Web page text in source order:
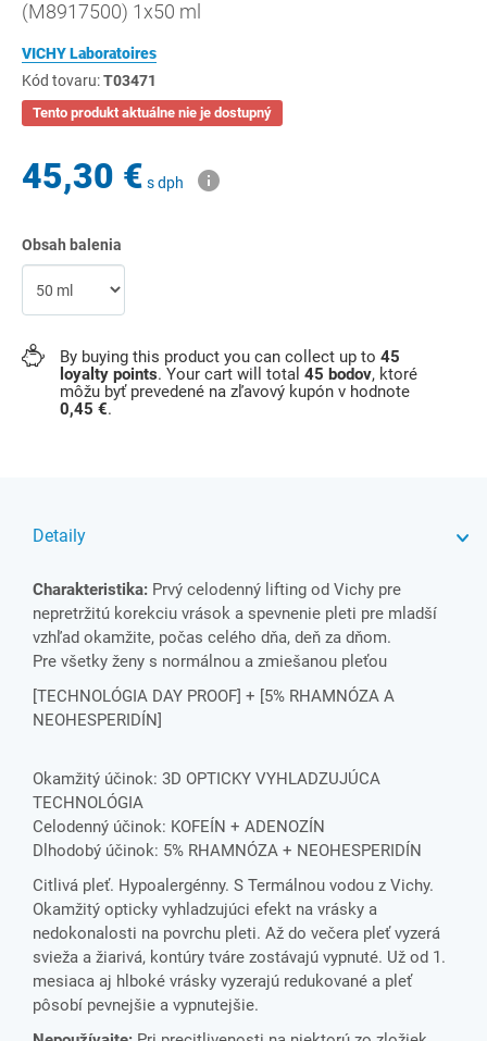
(M8917500) 1x50 ml
VICHY Laboratoires
Kód tovaru:T03471
Tento produkt aktuálne nie je dostupný
45,30 € s dph
Obsah balenia
By buying this product you can collect up to 45
loyalty points. Your cart will total 45 bodov, ktoré
môžu byť prevedené na zľavový kupón v hodnote
0,45 €.
Detaily
Charakteristika: Prvý celodenný lifting od Vichy pre
nepretržitú korekciu vrások a spevnenie pleti pre mladší
vzhľad okamžite, počas celého dňa, deň za dňom.
Pre všetky ženy s normálnou a zmiešanou pleťou
[TECHNOLÓGIA DAY PROOF] + [5% RHAMNÓZA A
NEOHESPERIDÍN]
Okamžitý účinok: 3D OPTICKY VYHLADZUJÚCA
TECHNOLÓGIA
Celodenný účinok: KOFEÍN + ADENOZÍN
Dlhodobý účinok: 5% RHAMNÓZA + NEOHESPERIDÍN
Citlivá pleť. Hypoalergénny. S Termálnou vodou z Vichy.
Okamžitý opticky vyhladzujúci efekt na vrásky a
nedokonalosti na povrchu pleti. Až do večera pleť vyzerá
svieža a žiarivá, kontúry tváre zostávajú vypnuté. Už od 1.
mesiaca aj hlboké vrásky vyzerajú redukované a pleť
pôsobí pevnejšie a vypnutejšie.